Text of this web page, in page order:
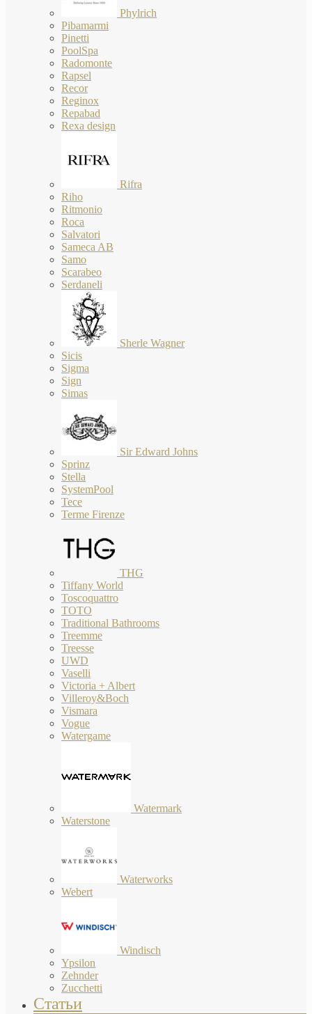
Phylrich
Pibamarmi
Pinetti
PoolSpa
Radomonte
Rapsel
Recor
Reginox
Repabad
Rexa design
Rifra
Riho
Ritmonio
Roca
Salvatori
Sameca AB
Samo
Scarabeo
Serdaneli
Sherle Wagner
Sicis
Sigma
Sign
Simas
Sir Edward Johns
Sprinz
Stella
SystemPool
Tece
Terme Firenze
THG
Tiffany World
Toscoquattro
TOTO
Traditional Bathrooms
Treemme
Treesse
UWD
Vaselli
Victoria + Albert
Villeroy&Boch
Vismara
Vogue
Watergame
Watermark
Waterstone
Waterworks
Webert
Windisch
Ypsilon
Zehnder
Zucchetti
Статьи